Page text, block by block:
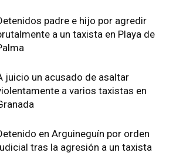
padre e hijo por agredir
a un taxista en Playa de
juicio un acusado de asaltar
a varios taxistas en
en Arguineguín por orden
tras la agresión a un taxista